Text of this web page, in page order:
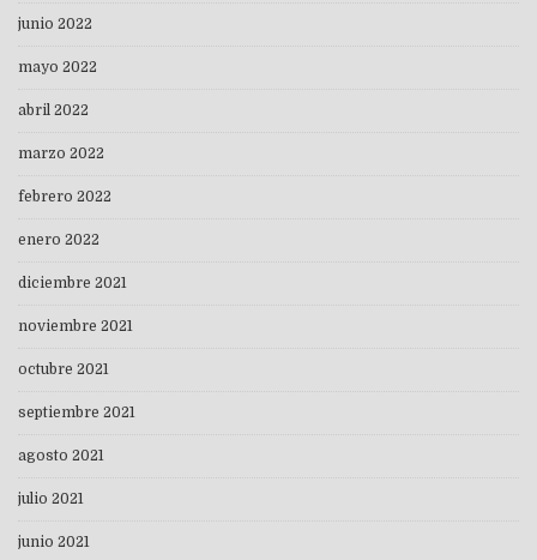
junio 2022
mayo 2022
abril 2022
marzo 2022
febrero 2022
enero 2022
diciembre 2021
noviembre 2021
octubre 2021
septiembre 2021
agosto 2021
julio 2021
junio 2021